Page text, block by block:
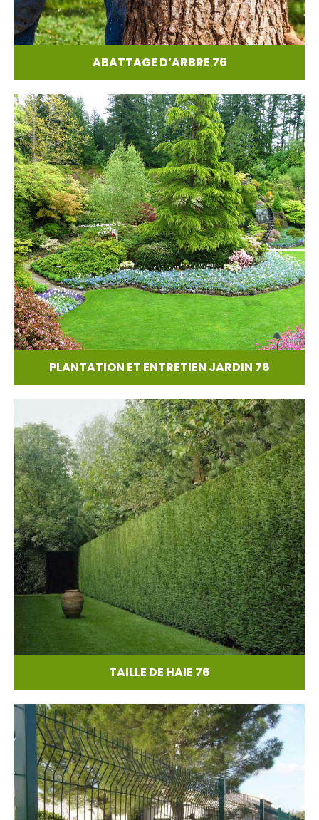
ABATTAGE D’ARBRE 76
PLANTATION ET ENTRETIEN JARDIN 76
TAILLE DE HAIE 76